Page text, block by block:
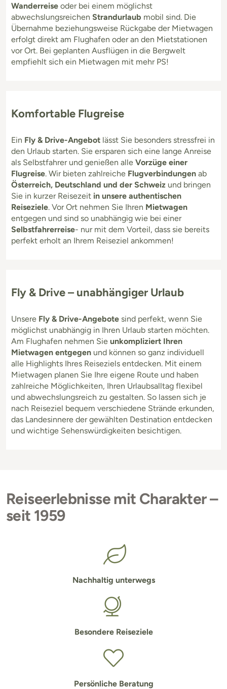
Wanderreise oder bei einem möglichst
abwechslungsreichen Strandurlaub mobil sind. Die
Übernahme beziehungsweise Rückgabe der Mietwagen
erfolgt direkt am Flughafen oder an den Mietstationen
vor Ort. Bei geplanten Ausflügen in die Bergwelt
empfiehlt sich ein Mietwagen mit mehr PS!
Komfortable Flugreise
Ein Fly & Drive-Angebot lässt Sie besonders stressfrei in
den Urlaub starten. Sie ersparen sich eine lange Anreise
als Selbstfahrer und genießen alle Vorzüge einer
Flugreise. Wir bieten zahlreiche Flugverbindungen ab
Österreich, Deutschland und der Schweiz und bringen
Sie in kurzer Reisezeit in unsere authentischen
Reiseziele. Vor Ort nehmen Sie Ihren Mietwagen
entgegen und sind so unabhängig wie bei einer
Selbstfahrerreise- nur mit dem Vorteil, dass sie bereits
perfekt erholt an Ihrem Reiseziel ankommen!
Fly & Drive – unabhängiger Urlaub
Unsere Fly & Drive-Angebote sind perfekt, wenn Sie
möglichst unabhängig in Ihren Urlaub starten möchten.
Am Flughafen nehmen Sie unkompliziert Ihren
Mietwagen entgegen und können so ganz individuell
alle Highlights Ihres Reiseziels entdecken. Mit einem
Mietwagen planen Sie Ihre eigene Route und haben
zahlreiche Möglichkeiten, Ihren Urlaubsalltag flexibel
und abwechslungsreich zu gestalten. So lassen sich je
nach Reiseziel bequem verschiedene Strände erkunden,
das Landesinnere der gewählten Destination entdecken
und wichtige Sehenswürdigkeiten besichtigen.
Reiseerlebnisse mit Charakter –
seit 1959
Nachhaltig unterwegs
Besondere Reiseziele
Persönliche Beratung